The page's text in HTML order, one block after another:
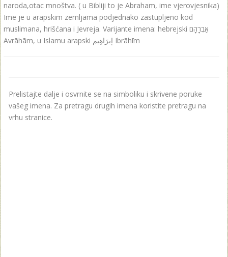
naroda,otac mnoštva. ( u Bibliji to je Abraham, ime vjerovjesnika)
Ime je u arapskim zemljama podjednako zastupljeno kod
muslimana, hrišćana i Jevreja. Varijante imena: hebrejski ‏אַבְרָהָם‎
Avrāhām, u Islamu arapski ‏إبرَاهِيم‎ Ibrāhīm
Prelistajte dalje i osvrnite se na simboliku i skrivene poruke
vašeg imena. Za pretragu drugih imena koristite pretragu na
vrhu stranice.